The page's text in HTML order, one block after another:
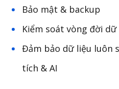
Bảo mật & backup
Kiểm soát vòng đời dữ
Đảm bảo dữ liệu luôn
tích & AI